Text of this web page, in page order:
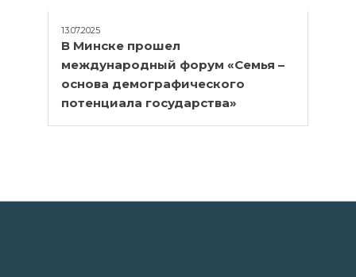
13.07.2025
В Минске прошел
международный форум «Семья –
основа демографического
потенциала государства»